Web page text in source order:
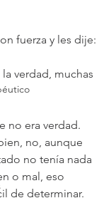
fuerza y les dije:
verdad, muchas
no era verdad.
no, aunque
no tenía nada
o mal, eso
de determinar.